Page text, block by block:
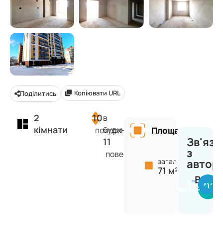
Поділитись Копіювати URL
2
кімнати
10
поверх
в
будинку
11
поверхів
Площа
загальна:
71 м²
з